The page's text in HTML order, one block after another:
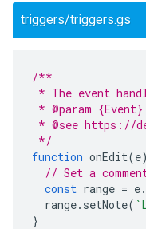
triggers/triggers.gs
/**
* The event
* @param
* @see https://
*/
function onEdit(e)
// Set a
const range = e.
range. setNote(
}